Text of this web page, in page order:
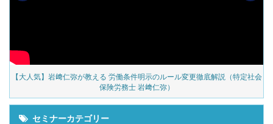
【大人気】岩﨑仁弥が教える 労働条件明示のルール変更徹底解説（特定社会
保険労務士 岩﨑仁弥）
セミナーカテゴリー